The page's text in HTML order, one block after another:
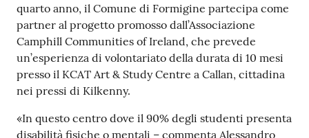
Seguici
su
quarto anno, il Comune di Formigine partecipa come
partner al progetto promosso dall’Associazione
Camphill Communities of Ireland, che prevede
un’esperienza di volontariato della durata di 10 mesi
presso il KCAT Art & Study Centre a Callan, cittadina
nei pressi di Kilkenny.
«In questo centro dove il 90% degli studenti presenta
disabilità fisiche o mentali – commenta Alessandro